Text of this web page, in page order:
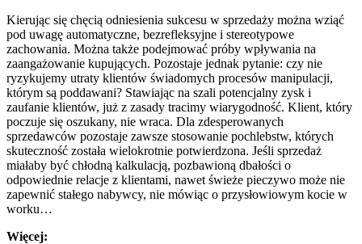
Kierując się chęcią odniesienia sukcesu w sprzedaży można wziąć
pod uwagę automatyczne, bezrefleksyjne i stereotypowe
zachowania. Można także podejmować próby wpływania na
zaangażowanie kupujących. Pozostaje jednak pytanie: czy nie
ryzykujemy utraty klientów świadomych procesów manipulacji,
którym są poddawani? Stawiając na szali potencjalny zysk i
zaufanie klientów, już z zasady tracimy wiarygodność. Klient, który
poczuje się oszukany, nie wraca. Dla zdesperowanych
sprzedawców pozostaje zawsze stosowanie pochlebstw, których
skuteczność została wielokrotnie potwierdzona. Jeśli sprzedaż
miałaby być chłodną kalkulacją, pozbawioną dbałości o
odpowiednie relacje z klientami, nawet świeże pieczywo może nie
zapewnić stałego nabywcy, nie mówiąc o przysłowiowym kocie w
worku…
Więcej: